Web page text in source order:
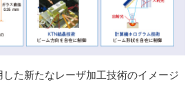
た新たなレーザ加工技術のイメージ